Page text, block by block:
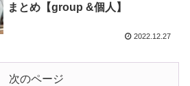
まとめ【group &個人】
2022.12.27
次のページ